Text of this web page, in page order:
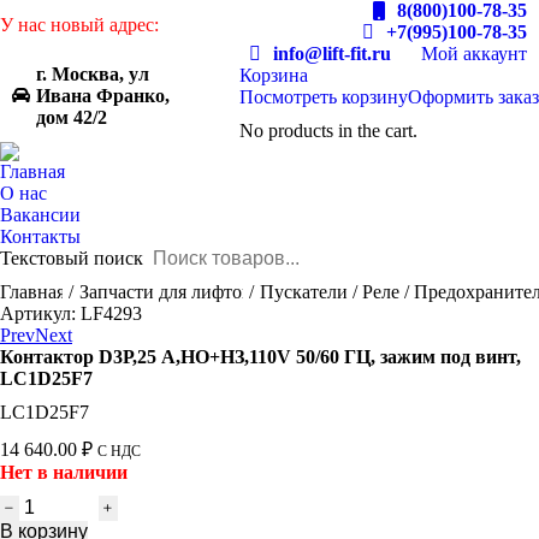
У нас новый адрес:
г. Москва, ул
Ивана Франко,
дом 42/2
8(800)100-78-35
+7(995)100-78-35
info@lift-fit.ru
Мой аккаунт
Корзина
Посмотреть корзинуОформить заказ
No products in the cart.
Главная
О нас
Вакансии
Контакты
Текстовый поиск
You are here:
Главная Запчасти для лифтов Пускатели / Реле /
Артикул: LF4293
PrevNext
Контактор D3Р,25 A,НО+НЗ,110V 50/60 ГЦ, зажим под винт,
LC1D25F7
LC1D25F7
14 640.00 ₽ С НДС
Нет в наличии
Количество
товара
В корзину